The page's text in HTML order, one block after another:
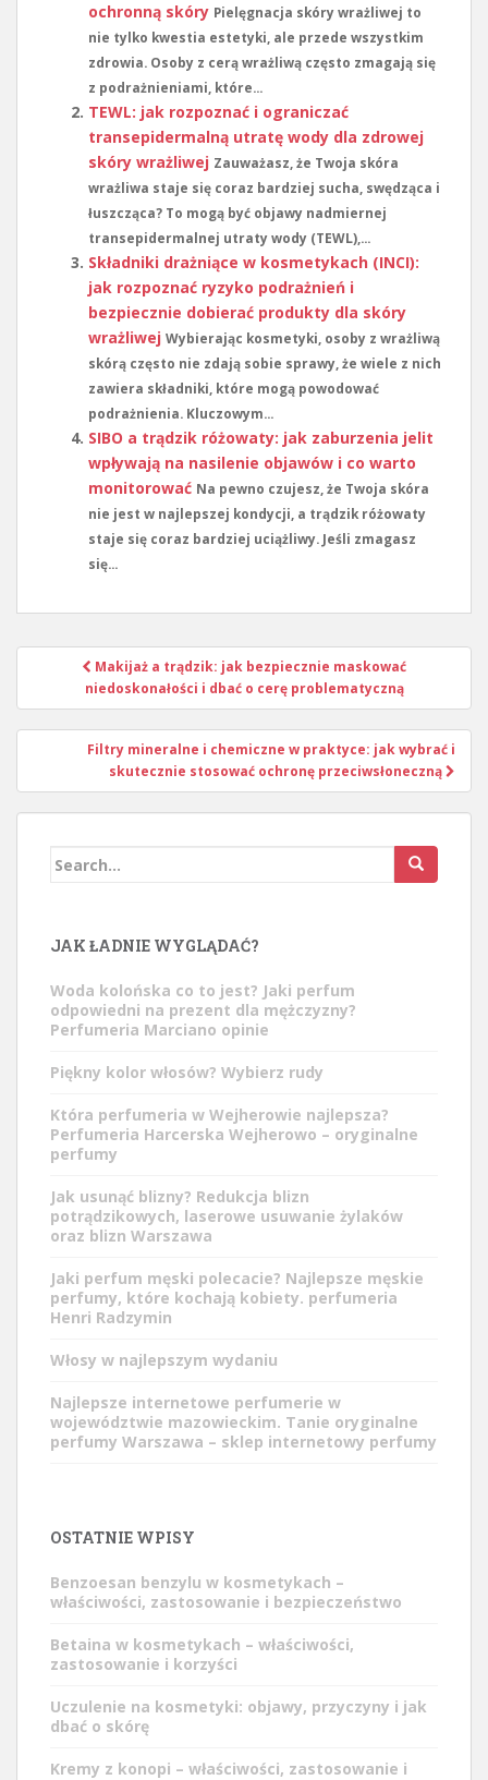
ochronną skóry Pielęgnacja skóry wrażliwej to
nie tylko kwestia estetyki, ale przede wszystkim
zdrowia. Osoby z cerą wrażliwą często zmagają się
z podrażnieniami, które...
TEWL: jak rozpoznać i ograniczać
transepidermalną utratę wody dla zdrowej
skóry wrażliwej Zauważasz, że Twoja skóra
wrażliwa staje się coraz bardziej sucha, swędząca i
łuszcząca? To mogą być objawy nadmiernej
transepidermalnej utraty wody (TEWL),...
Składniki drażniące w kosmetykach (INCI):
jak rozpoznać ryzyko podrażnień i
bezpiecznie dobierać produkty dla skóry
wrażliwej Wybierając kosmetyki, osoby z wrażliwą
skórą często nie zdają sobie sprawy, że wiele z nich
zawiera składniki, które mogą powodować
podrażnienia. Kluczowym...
SIBO a trądzik różowaty: jak zaburzenia jelit
wpływają na nasilenie objawów i co warto
monitorować Na pewno czujesz, że Twoja skóra
nie jest w najlepszej kondycji, a trądzik różowaty
staje się coraz bardziej uciążliwy. Jeśli zmagasz
się...
Nawigacja
wpisu
Makijaż a trądzik: jak bezpiecznie maskować
niedoskonałości i dbać o cerę problematyczną
Filtry mineralne i chemiczne w praktyce: jak wybrać i
skutecznie stosować ochronę przeciwsłoneczną
Search
JAK ŁADNIE WYGLĄDAĆ?
Woda kolońska co to jest? Jaki perfum
odpowiedni na prezent dla mężczyzny?
Perfumeria Marciano opinie
Piękny kolor włosów? Wybierz rudy
Która perfumeria w Wejherowie najlepsza?
Perfumeria Harcerska Wejherowo – oryginalne
perfumy
Jak usunąć blizny? Redukcja blizn
potrądzikowych, laserowe usuwanie żylaków
oraz blizn Warszawa
Jaki perfum męski polecacie? Najlepsze męskie
perfumy, które kochają kobiety. perfumeria
Henri Radzymin
Włosy w najlepszym wydaniu
Najlepsze internetowe perfumerie w
województwie mazowieckim. Tanie oryginalne
perfumy Warszawa – sklep internetowy perfumy
OSTATNIE WPISY
Benzoesan benzylu w kosmetykach –
właściwości, zastosowanie i bezpieczeństwo
Betaina w kosmetykach – właściwości,
zastosowanie i korzyści
Uczulenie na kosmetyki: objawy, przyczyny i jak
dbać o skórę
Kremy z konopi – właściwości, zastosowanie i